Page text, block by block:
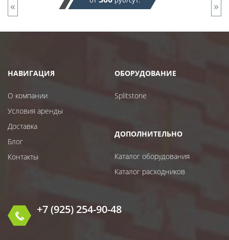
« »
НАВИГАЦИЯ
О компании
Условия аренды
Доставка
Блог
Контакты
ОБОРУДОВАНИЕ
Splitstone
ДОПОЛНИТЕЛЬНО
Каталог оборудования
Каталог расходников
+7 (925) 254-90-48